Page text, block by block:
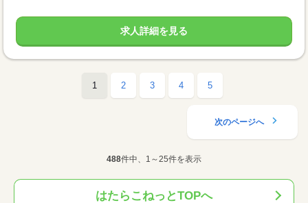
求人詳細を見る
1 2 3 4 5
次のページへ
488件中、1～25件を表示
はたらこねっとTOPへ